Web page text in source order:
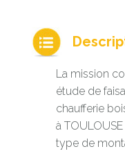
La mission
étude de
chaufferie
à
type de